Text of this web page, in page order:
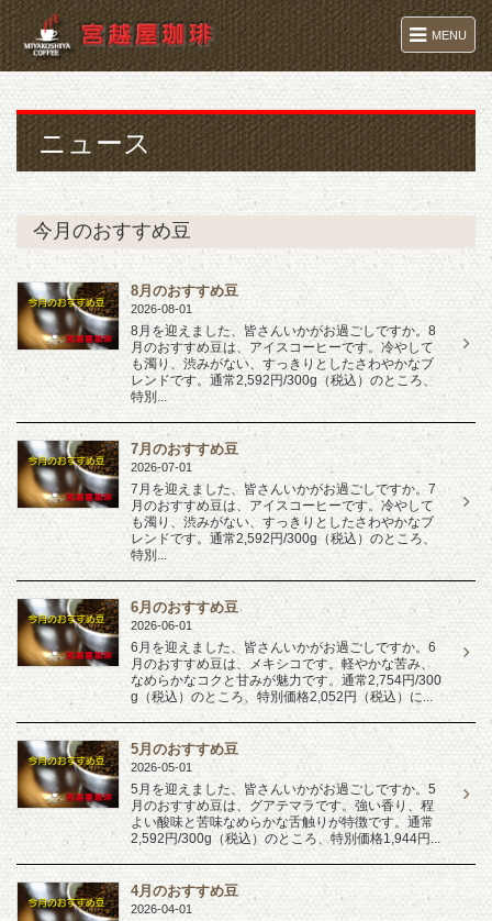
MENU
ニュース
今月のおすすめ豆
8月のおすすめ豆
2026-08-01
8月を迎えました、皆さんいかがお過ごしですか。8
月のおすすめ豆は、アイスコーヒーです。冷やして
も濁り、渋みがない、すっきりとしたさわやかなブ
レンドです。通常2,592円/300g（税込）のところ、
特別...
7月のおすすめ豆
2026-07-01
7月を迎えました、皆さんいかがお過ごしですか。7
月のおすすめ豆は、アイスコーヒーです。冷やして
も濁り、渋みがない、すっきりとしたさわやかなブ
レンドです。通常2,592円/300g（税込）のところ、
特別...
6月のおすすめ豆
2026-06-01
6月を迎えました、皆さんいかがお過ごしですか。6
月のおすすめ豆は、メキシコです。軽やかな苦み、
なめらかなコクと甘みが魅力です。通常2,754円/300
g（税込）のところ、特別価格2,052円（税込）に...
5月のおすすめ豆
2026-05-01
5月を迎えました、皆さんいかがお過ごしですか。5
月のおすすめ豆は、グアテマラです。強い香り、程
よい酸味と苦味なめらかな舌触りが特徴です。通常
2,592円/300g（税込）のところ、特別価格1,944円...
4月のおすすめ豆
2026-04-01